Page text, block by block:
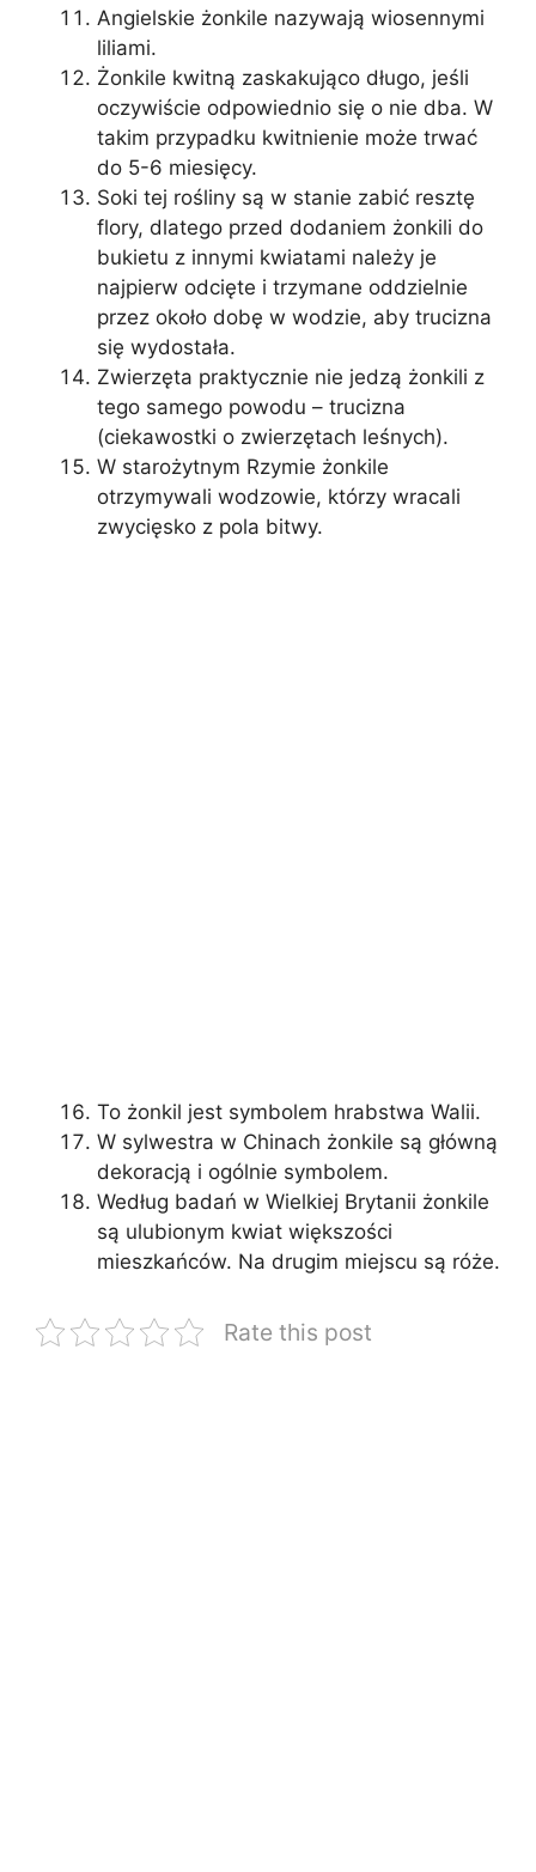
Angielskie żonkile nazywają wiosennymi
liliami.
Żonkile kwitną zaskakująco długo, jeśli
oczywiście odpowiednio się o nie dba. W
takim przypadku kwitnienie może trwać
do 5-6 miesięcy.
Soki tej rośliny są w stanie zabić resztę
flory, dlatego przed dodaniem żonkili do
bukietu z innymi kwiatami należy je
najpierw odcięte i trzymane oddzielnie
przez około dobę w wodzie, aby trucizna
się wydostała.
Zwierzęta praktycznie nie jedzą żonkili z
tego samego powodu – trucizna
(ciekawostki o zwierzętach leśnych).
W starożytnym Rzymie żonkile
otrzymywali wodzowie, którzy wracali
zwycięsko z pola bitwy.
To żonkil jest symbolem hrabstwa Walii.
W sylwestra w Chinach żonkile są główną
dekoracją i ogólnie symbolem.
Według badań w Wielkiej Brytanii żonkile
są ulubionym kwiat większości
mieszkańców. Na drugim miejscu są róże.
Rate this post